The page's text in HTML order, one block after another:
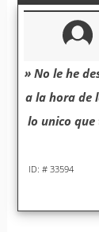
ID: # 33594
» No le he
a la hora de
lo unico